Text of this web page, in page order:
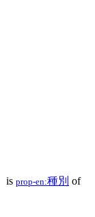
is prop-en:種別 of